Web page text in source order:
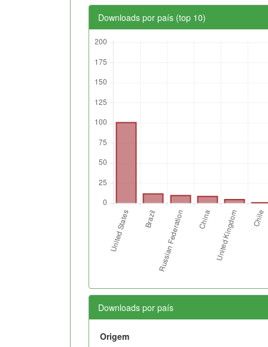
Downloads por país (top 10)
Downloads por país
Origem